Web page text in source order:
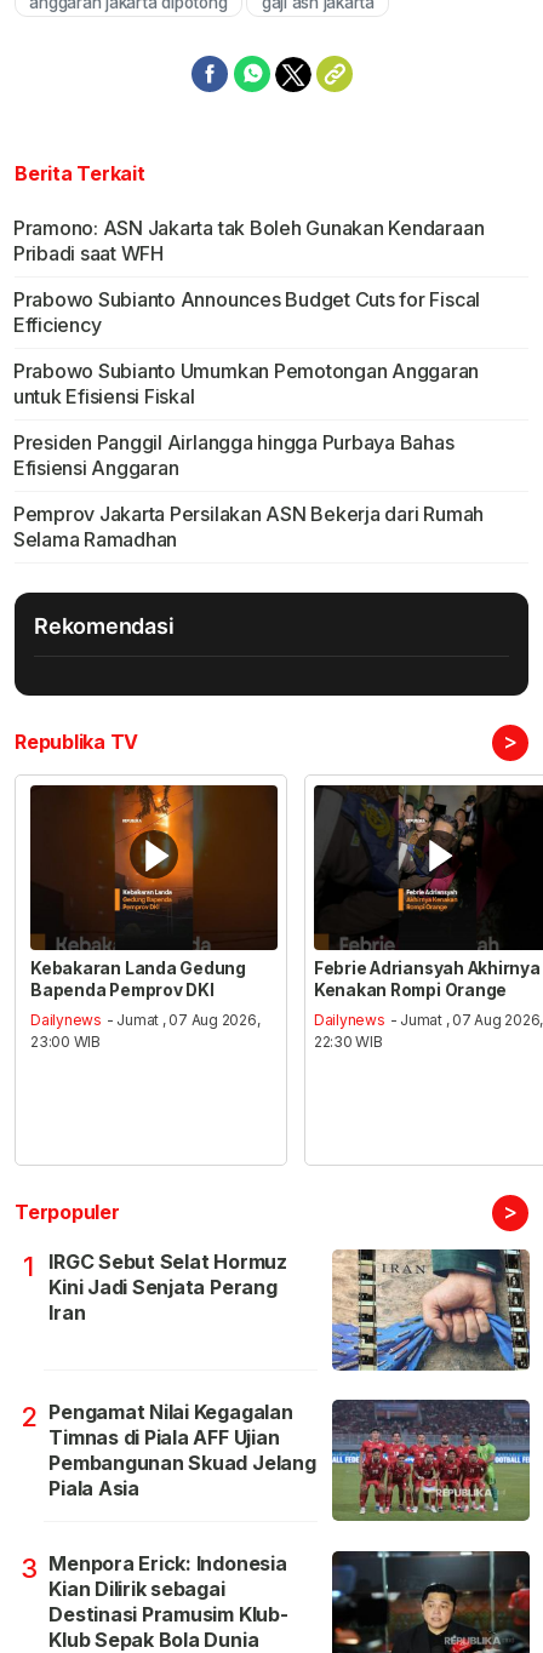
Berita Terkait
Pramono: ASN Jakarta tak Boleh Gunakan Kendaraan
Pribadi saat WFH
Prabowo Subianto Announces Budget Cuts for Fiscal
Efficiency
Prabowo Subianto Umumkan Pemotongan Anggaran
untuk Efisiensi Fiskal
Presiden Panggil Airlangga hingga Purbaya Bahas
Efisiensi Anggaran
Pemprov Jakarta Persilakan ASN Bekerja dari Rumah
Selama Ramadhan
Rekomendasi
Republika TV >
Kebakaran Landa Gedung
Bapenda Pemprov DKI
Dailynews - Jumat , 07 Aug 2026,
23:00 WIB
Febrie Adriansyah Akhirnya
Kenakan Rompi Orange
Dailynews - Jumat , 07 Aug 2026,
22:30 WIB
Terpopuler >
1
IRGC Sebut Selat Hormuz
Kini Jadi Senjata Perang
Iran
2 Pengamat Nilai Kegagalan
Timnas di Piala AFF Ujian
Pembangunan Skuad Jelang
Piala Asia
3 Menpora Erick: Indonesia
Kian Dilirik sebagai
Destinasi Pramusim Klub-
Klub Sepak Bola Dunia